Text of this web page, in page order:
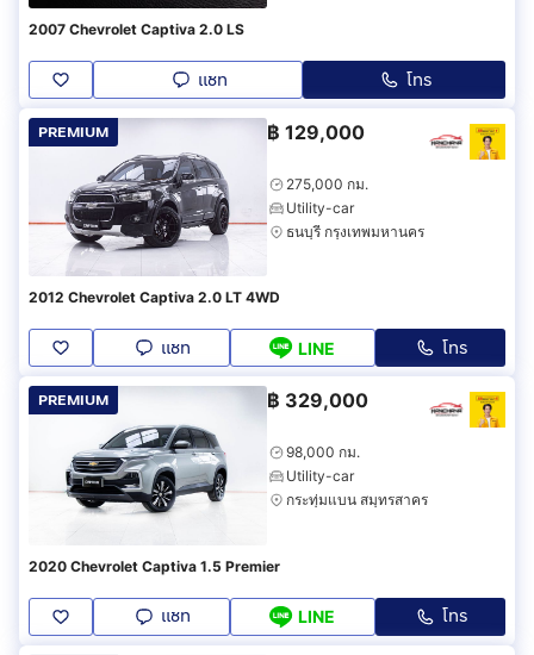
2007 Chevrolet Captiva 2.0 LS
แชท โทร
PREMIUM ฿ 129,000
275,000 กม.
Utility-car
ธนบุรี กรุงเทพมหานคร
2012 Chevrolet Captiva 2.0 LT 4WD
แชท LINE โทร
PREMIUM ฿ 329,000
98,000 กม.
Utility-car
กระทุ่มแบน สมุทรสาคร
2020 Chevrolet Captiva 1.5 Premier
แชท LINE โทร